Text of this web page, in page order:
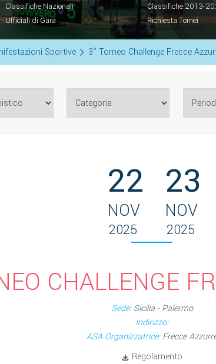
Classifiche Nazionali Classifiche 2013-
Ufficiali di Gara Richiesta Tornei
Sportive 3° Torneo Challenge Frecce
22
NOV
2025
23
NOV
2025
CHALLENGE
Sede:Sicilia - Palermo
Indirizzo:
ASA Organizzatrice:Frecce
Regolamento